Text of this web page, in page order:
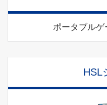
ポータブルゲ
HSL